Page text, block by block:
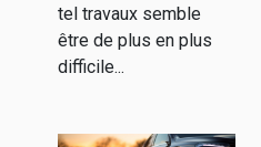
tel travaux semble
être de plus en plus
difficile...